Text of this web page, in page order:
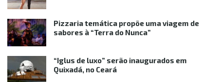
Pizzaria temática propõe uma viagem de
sabores à “Terra do Nunca”
“Iglus de luxo” serão inaugurados em
Quixadá, no Ceará